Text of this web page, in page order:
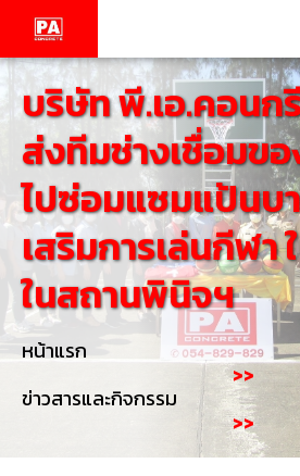
บริษัท พี.เอ.คอนก
ส่งทีมช่างเชื่อมข
ไปซ่อมแซมแป้นบ
เสริมการเล่นกีฬา
ในสถานพินิจฯ
หน้าแรก
>>
ข่าวสารและกิจกรรม
>>